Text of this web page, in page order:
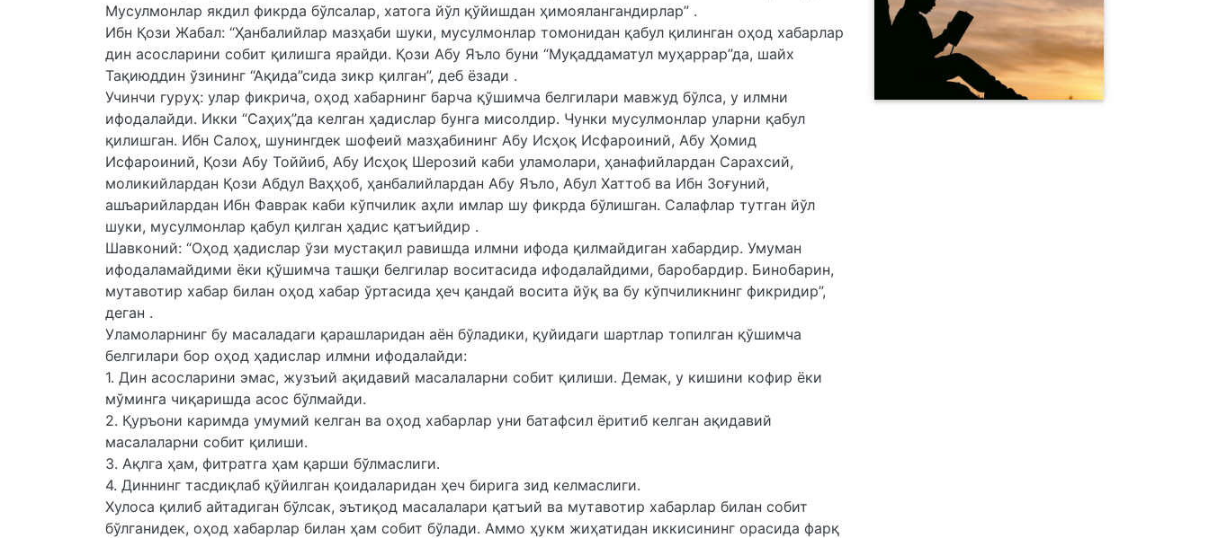
Мусулмонлар якдил фикрда бўлсалар, хатога йўл қўйишдан ҳимоялангандирлар” .
Ибн Қози Жабал: “Ҳанбалийлар мазҳаби шуки, мусулмонлар томонидан қабул қилинган оҳод хабарлар
дин асосларини собит қилишга ярайди. Қози Абу Яъло буни “Муқаддаматул муҳаррар”да, шайх
Тақиюддин ўзининг “Ақида”сида зикр қилган”, деб ёзади .
Учинчи гуруҳ: улар фикрича, оҳод хабарнинг барча қўшимча белгилари мавжуд бўлса, у илмни
ифодалайди. Икки “Саҳиҳ”да келган ҳадислар бунга мисолдир. Чунки мусулмонлар уларни қабул
қилишган. Ибн Салоҳ, шунингдек шофеий мазҳабининг Абу Исҳоқ Исфароиний, Абу Ҳомид
Исфароиний, Қози Абу Тоййиб, Абу Исҳоқ Шерозий каби уламолари, ҳанафийлардан Сарахсий,
моликийлардан Қози Абдул Ваҳҳоб, ҳанбалийлардан Абу Яъло, Абул Хаттоб ва Ибн Зоғуний,
ашъарийлардан Ибн Фаврак каби кўпчилик аҳли имлар шу фикрда бўлишган. Салафлар тутган йўл
шуки, мусулмонлар қабул қилган ҳадис қатъийдир .
Шавконий: “Оҳод ҳадислар ўзи мустақил равишда илмни ифода қилмайдиган хабардир. Умуман
ифодаламайдими ёки қўшимча ташқи белгилар воситасида ифодалайдими, баробардир. Бинобарин,
мутавотир хабар билан оҳод хабар ўртасида ҳеч қандай восита йўқ ва бу кўпчиликнинг фикридир”,
деган .
Уламоларнинг бу масаладаги қарашларидан аён бўладики, қуйидаги шартлар топилган қўшимча
белгилари бор оҳод ҳадислар илмни ифодалайди:
1. Дин асосларини эмас, жузъий ақидавий масалаларни собит қилиши. Демак, у кишини кофир ёки
мўминга чиқаришда асос бўлмайди.
2. Қуръони каримда умумий келган ва оҳод хабарлар уни батафсил ёритиб келган ақидавий
масалаларни собит қилиши.
3. Ақлга ҳам, фитратга ҳам қарши бўлмаслиги.
4. Диннинг тасдиқлаб қўйилган қоидаларидан ҳеч бирига зид келмаслиги.
Хулоса қилиб айтадиган бўлсак, эътиқод масалалари қатъий ва мутавотир хабарлар билан собит
бўлганидек, оҳод хабарлар билан ҳам собит бўлади. Аммо ҳукм жиҳатидан иккисининг орасида фарқ